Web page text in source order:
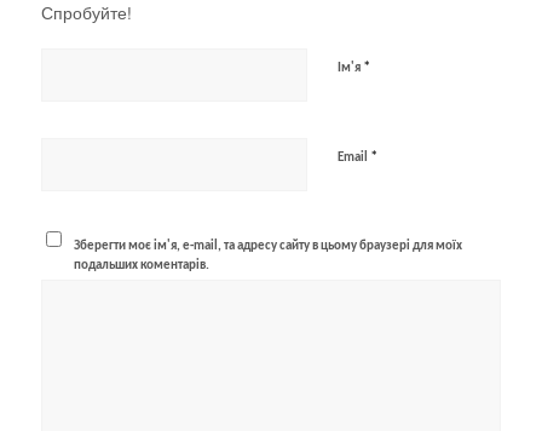
Спробуйте!
Ім'я *
Email *
Зберегти моє ім'я, e-mail, та адресу сайту в цьому браузері для моїх
подальших коментарів.